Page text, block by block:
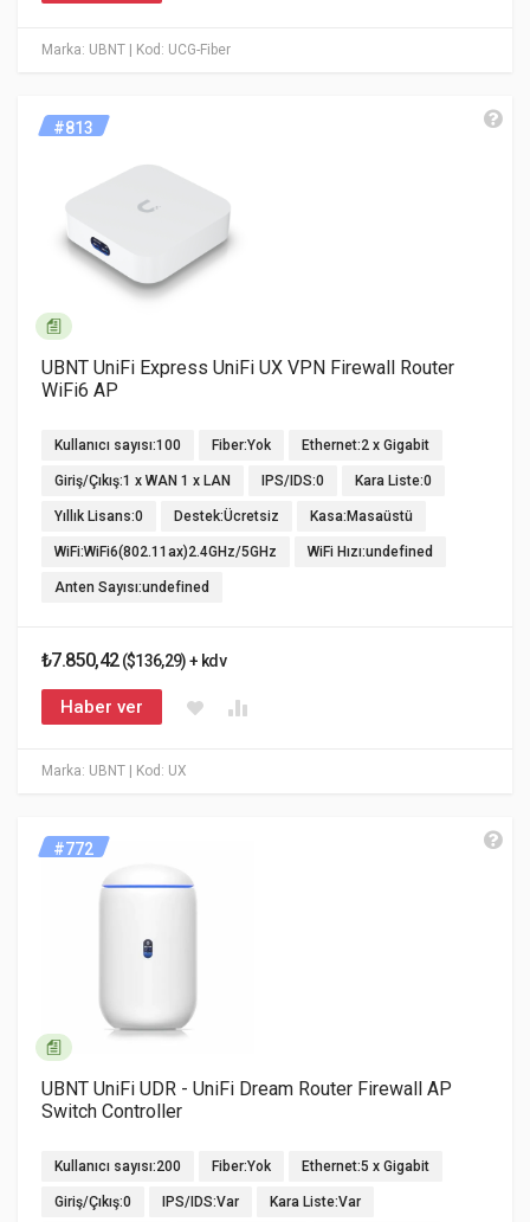
Marka: UBNT | Kod: UCG-Fiber
Marka: UBNT | Kod: UX
#813
UBNT UniFi Express UniFi UX VPN Firewall Router
WiFi6 AP
Kullanıcı sayısı:100 Fiber:Yok Ethernet:2 x Gigabit
Giriş/Çıkış:1 x WAN 1 x LAN IPS/IDS:0 Kara Liste:0
Yıllık Lisans:0 Destek:Ücretsiz Kasa:Masaüstü
WiFi:WiFi6(802.11ax)2.4GHz/5GHz WiFi Hızı:undefined
Anten Sayısı:undefined
₺7.850,42($136,29) + kdv
Haber ver
#772
UBNT UniFi UDR - UniFi Dream Router Firewall AP
Switch Controller
Kullanıcı sayısı:200 Fiber:Yok Ethernet:5 x Gigabit
Giriş/Çıkış:0 IPS/IDS:Var Kara Liste:Var